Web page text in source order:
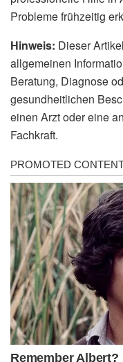
Probleme frühzeitig
Hinweis: Dieser
allgemeinen
Beratung, Diagnose
gesundheitlichen
einen Arzt oder eine
Fachkraft.